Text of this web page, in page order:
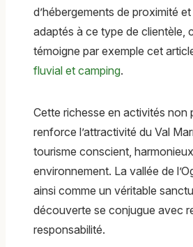
d’hébergements de proximité
adaptés à ce type de clientèle,
témoigne par exemple cet
fluvial et camping.
Cette richesse en activités non
renforce l’attractivité du Val
tourisme conscient,
environnement. La vallée de
ainsi comme un véritable
découverte se conjugue avec
responsabilité.